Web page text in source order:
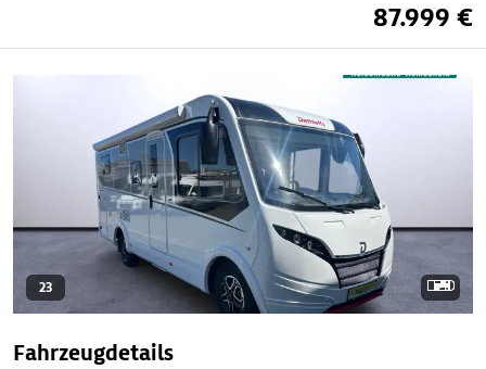
87.999 €
23
Fahrzeugdetails